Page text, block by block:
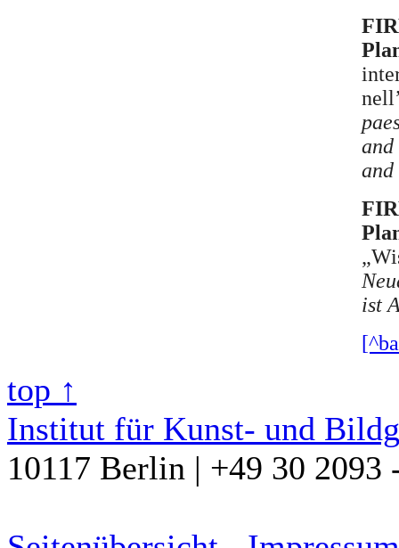
and
and
ist
top ↑
Institut für Kunst- und
10117 Berlin | +49 30 2093